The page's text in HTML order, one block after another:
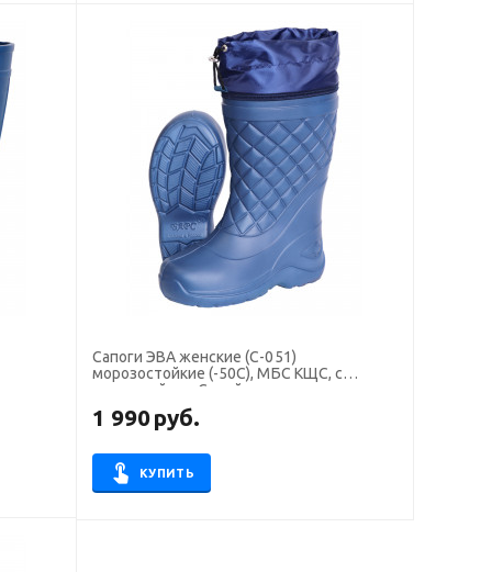
Сапоги ЭВА женские (С-051)
морозостойкие (-50С), МБС КЩС, с
манжетой, цв. Синий
1 990руб.
КУПИТЬ